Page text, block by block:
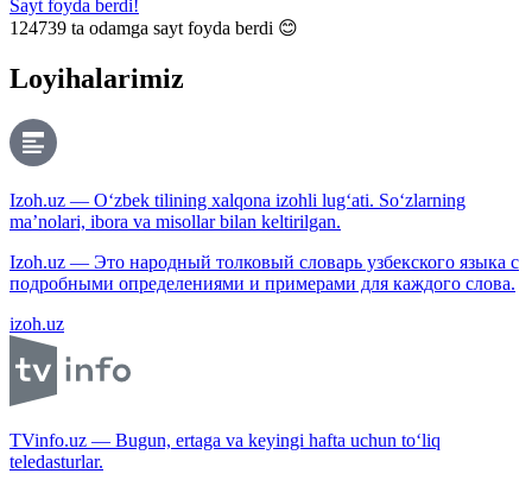
Sayt foyda berdi!
124739 ta odamga sayt foyda berdi 😊
Loyihalarimiz
Izoh.uz — O‘zbek tilining xalqona izohli lug‘ati. So‘zlarning
ma’nolari, ibora va misollar bilan keltirilgan.
Izoh.uz — Это народный толковый словарь узбекского языка с
подробными определениями и примерами для каждого слова.
izoh.uz
TVinfo.uz — Bugun, ertaga va keyingi hafta uchun to‘liq
teledasturlar.